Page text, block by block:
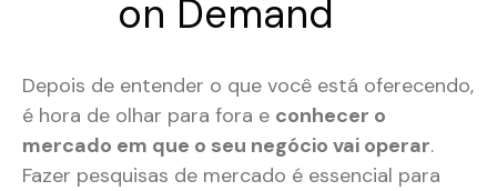
on Demand
Depois de entender o que você está oferecendo,
é hora de olhar para fora e conhecer o
mercado em que o seu negócio vai operar.
Fazer pesquisas de mercado é essencial para